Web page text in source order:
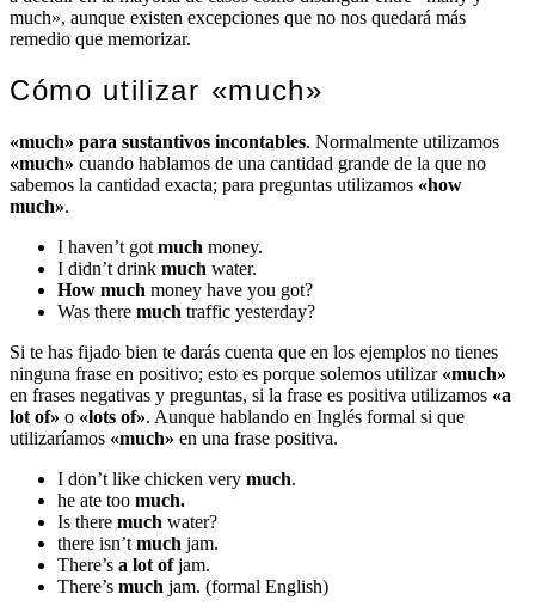
much», aunque existen excepciones que no nos quedará más
remedio que memorizar.
Cómo utilizar «much»
«much» para sustantivos incontables. Normalmente utilizamos
«much» cuando hablamos de una cantidad grande de la que no
sabemos la cantidad exacta; para preguntas utilizamos «how
much».
I haven’t got much money.
I didn’t drink much water.
How much money have you got?
Was there much traffic yesterday?
Si te has fijado bien te darás cuenta que en los ejemplos no tienes
ninguna frase en positivo; esto es porque solemos utilizar «much»
en frases negativas y preguntas, si la frase es positiva utilizamos «a
lot of» o «lots of». Aunque hablando en Inglés formal si que
utilizaríamos «much» en una frase positiva.
I don’t like chicken very much.
he ate too much.
Is there much water?
there isn’t much jam.
There’s a lot ofjam.
There’s much jam. (formal English)